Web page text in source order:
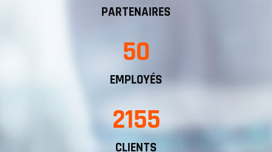
PARTENAIRES
50
EMPLOYÉS
2155
CLIENTS